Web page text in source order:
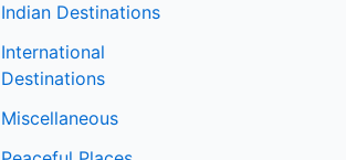
Indian Destinations
International
Destinations
Miscellaneous